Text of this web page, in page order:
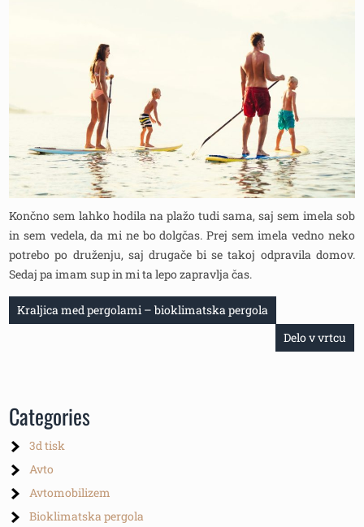
Končno sem lahko hodila na plažo tudi sama, saj sem imela sob
in sem vedela, da mi ne bo dolgčas. Prej sem imela vedno neko
potrebo po druženju, saj drugače bi se takoj odpravila domov.
Sedaj pa imam sup in mi ta lepo zapravlja čas.
Navigacija
Kraljica med pergolami – bioklimatska pergola
Delo v vrtcu
Categories
3d tisk
Avto
Avtomobilizem
Bioklimatska pergola